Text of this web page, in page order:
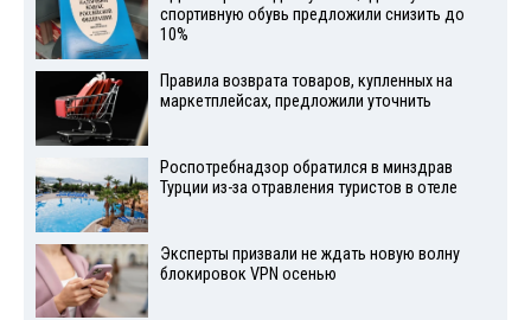
спортивную обувь предложили снизить до
10%
Правила возврата товаров, купленных на
маркетплейсах, предложили уточнить
Роспотребнадзор обратился в минздрав
Турции из-за отравления туристов в отеле
Эксперты призвали не ждать новую волну
блокировок VPN осенью